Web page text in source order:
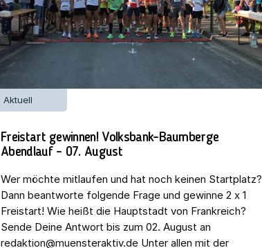
Aktuell
Freistart gewinnen! Volksbank-Baumberge
Abendlauf – 07. August
Wer möchte mitlaufen und hat noch keinen Startplatz?
Dann beantworte folgende Frage und gewinne 2 x 1
Freistart! Wie heißt die Hauptstadt von Frankreich?
Sende Deine Antwort bis zum 02. August an
redaktion@muensteraktiv.de Unter allen mit der